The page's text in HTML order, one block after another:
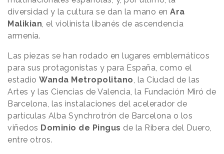
diversidad y la cultura se dan la mano en Ara
Malikian, el violinista libanés de ascendencia
armenia.
Las piezas se han rodado en lugares emblemáticos
para sus protagonistas y para España, como el
estadio Wanda Metropolitano, la Ciudad de las
Artes y las Ciencias de Valencia, la Fundación Miró de
Barcelona, las instalaciones del acelerador de
partículas Alba Synchrotrón de Barcelona o los
viñedos Dominio de Pingus de la Ribera del Duero,
entre otros.